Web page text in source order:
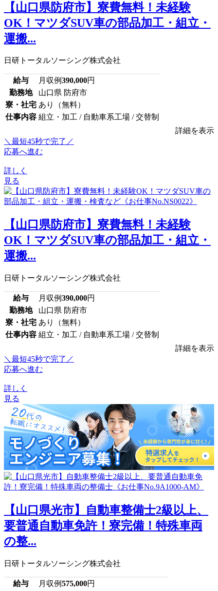
【山口県防府市】寮費無料！未経験
OK！マツダSUV車の部品加工・組立・
運搬...
日研トータルソーシング株式会社
給与 月収例390,000円
勤務地
山口県 防府市
寮・社宅 あり（無料）
仕事内容 組立・加工 / 自動車系工場 / 交替制
詳細を表示
＼最短45秒で完了／
応募へ進む
詳しく
見る
【山口県防府市】寮費無料！未経験
OK！マツダSUV車の部品加工・組立・
運搬...
日研トータルソーシング株式会社
給与 月収例390,000円
勤務地
山口県 防府市
寮・社宅 あり（無料）
仕事内容 組立・加工 / 自動車系工場 / 交替制
詳細を表示
＼最短45秒で完了／
応募へ進む
詳しく
見る
【山口県光市】自動車整備士2級以上、
要普通自動車免許！寮完備！特殊車両
の整...
日研トータルソーシング株式会社
給与 月収例575,000円